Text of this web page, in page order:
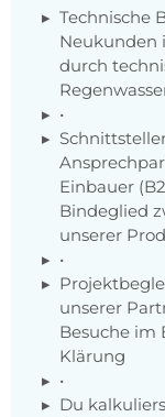
Technische
Neukunden
durch
•
Einbauer
Bindeglied
unserer
•
unserer
Besuche im
Klärung
•
Du